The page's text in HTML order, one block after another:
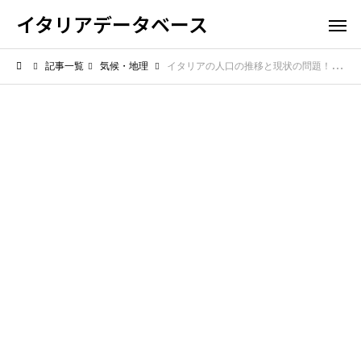
イタリアデータベース
記事一覧 気候・地理 イタリアの人口の推移と現状の問題！少子高齢化が社会に与える影響とは